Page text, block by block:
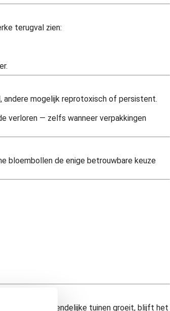
terugval zien:
andere mogelijk reprotoxisch of persistent.
verloren — zelfs wanneer verpakkingen
bloembollen de enige betrouwbare keuze
en natuurvriendelijke tuinen groeit, blijft het